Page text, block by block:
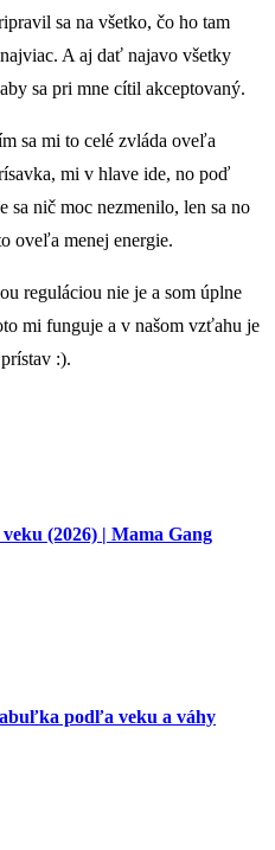
sa na všetko, čo ho tam
A aj dať najavo všetky
sa pri mne cítil akceptovaný.
sa mi to celé zvláda oveľa
mi v hlave ide, no poď
sa nič moc nezmenilo, len sa no
oveľa menej energie.
reguláciou nie je a som úplne
mi funguje a v našom vzťahu je
:).
(2026) | Mama Gang
podľa veku a váhy